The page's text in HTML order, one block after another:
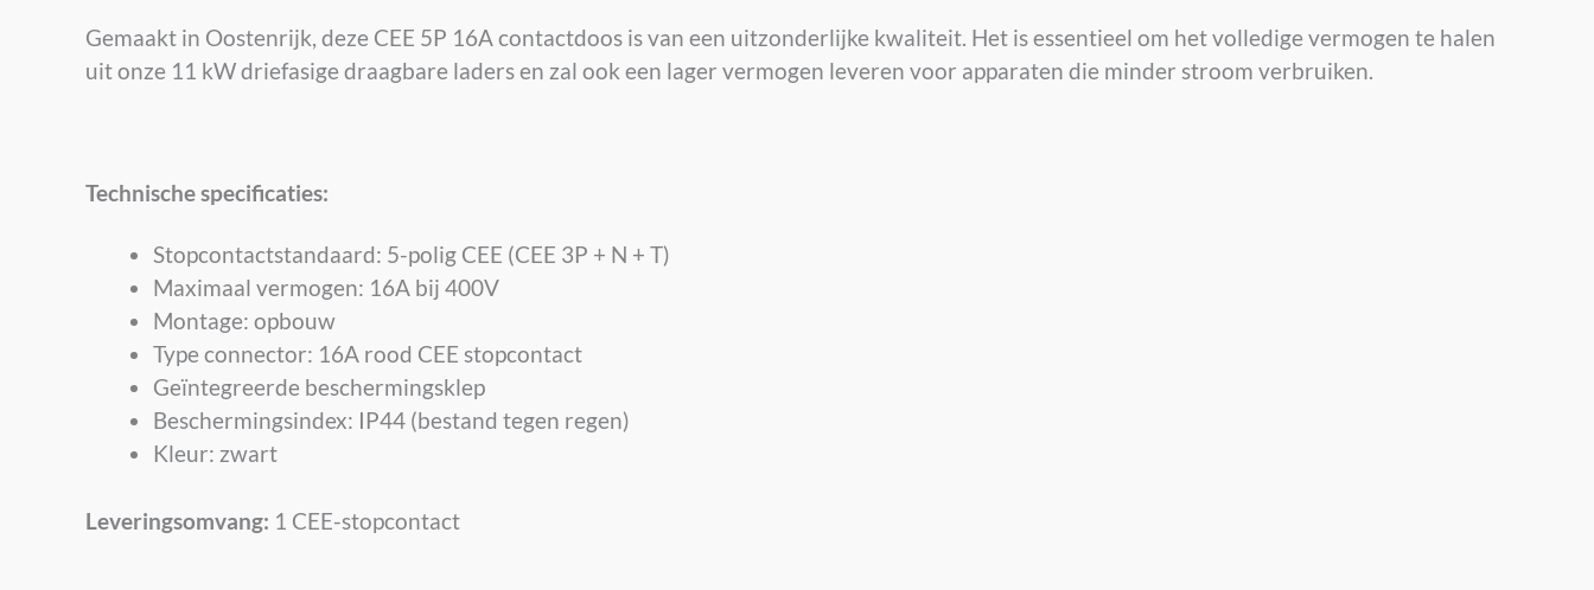
Gemaakt in Oostenrijk, deze CEE 5P 16A contactdoos is van een uitzonderlijke kwaliteit. Het is essentieel om het volledige vermogen te halen
uit onze 11 kW driefasige draagbare laders en zal ook een lager vermogen leveren voor apparaten die minder stroom verbruiken.
Technische specificaties:
Stopcontactstandaard: 5-polig CEE (CEE 3P + N + T)
Maximaal vermogen: 16A bij 400V
Montage: opbouw
Type connector: 16A rood CEE stopcontact
Geïntegreerde beschermingsklep
Beschermingsindex: IP44 (bestand tegen regen)
Kleur: zwart
Leveringsomvang: 1 CEE-stopcontact